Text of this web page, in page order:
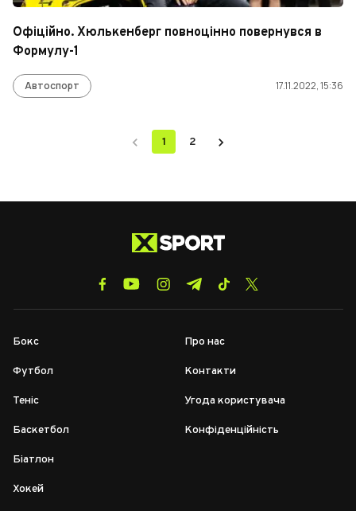
Офіційно. Хюлькенберг повноцінно повернувся в
Формулу-1
Автоспорт 17.11.2022, 15:36
1 2
Бокс
Футбол
Теніс
Баскетбол
Біатлон
Хокей
Про нас
Контакти
Угода користувача
Конфіденційність